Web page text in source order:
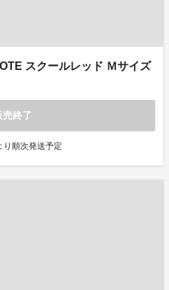
スクールレッド Ｍサイズ
売終了
り順次発送予定